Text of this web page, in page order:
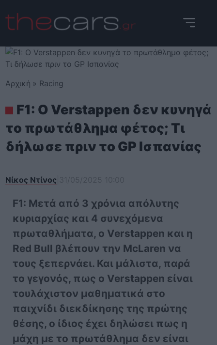
to
content
Αρχική » Racing
F1: Ο Verstappen δεν κυνηγά
το πρωτάθλημα φέτος; Τι
δήλωσε πριν το GP Ισπανίας
Νίκος Ντίνος
F1: Μετά από 3 χρόνια απόλυτης
κυριαρχίας και 4 συνεχόμενα
πρωταθλήματα, ο Verstappen και η
Red Bull βλέπουν την McLaren να
τους ξεπερνάει. Και μάλιστα, παρά
το γεγονός, πως ο Verstappen είναι
τουλάχιστον μαθηματικά στο
παιχνίδι διεκδίκησης της πρώτης
θέσης, ο ίδιος έχει δηλώσει πως η
μάχη με το πρωτάθλημα δεν είναι